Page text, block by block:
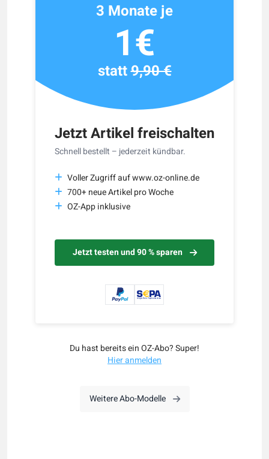
Jetzt Artikel freischalten
Schnell bestellt – jederzeit kündbar.
Voller Zugriff auf www.oz-online.de
700+ neue Artikel pro Woche
OZ-App inklusive
Jetzt testen und 90 % sparen
3 Monate je
1€
statt9,90 €
Du hast bereits ein OZ-Abo? Super!
Hier anmelden
Weitere Abo-Modelle